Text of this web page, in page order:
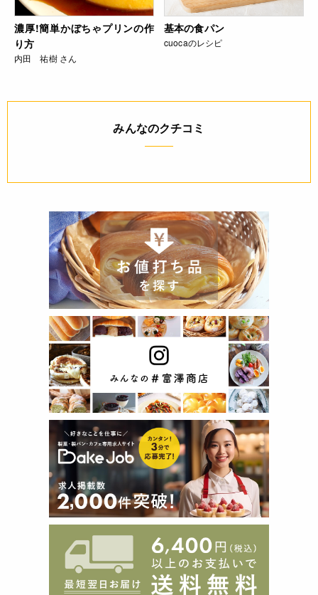
濃厚!簡単かぼちゃプリンの作
り方
内田 祐樹 さん
基本の食パン
cuocaのレシピ
みんなのクチコミ